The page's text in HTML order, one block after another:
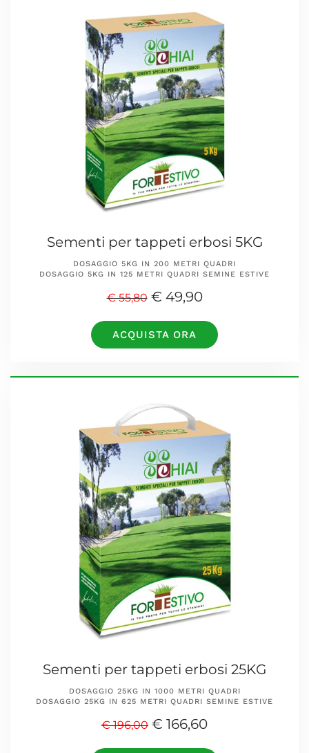
Sementi per tappeti erbosi 5KG
DOSAGGIO 5KG IN 200 METRI QUADRI
DOSAGGIO 5KG IN 125 METRI QUADRI SEMINE ESTIVE
€ 55,80 € 49,90
ACQUISTA ORA
Sementi per tappeti erbosi 25KG
DOSAGGIO 25KG IN 1000 METRI QUADRI
DOSAGGIO 25KG IN 625 METRI QUADRI SEMINE ESTIVE
€ 196,00 € 166,60